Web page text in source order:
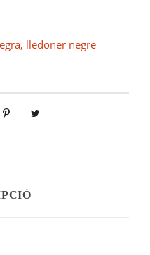
, lledoner negre